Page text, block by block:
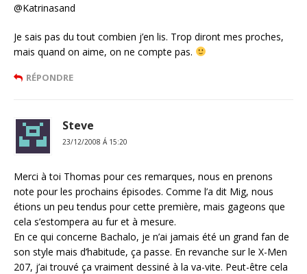
@Katrinasand
Je sais pas du tout combien j’en lis. Trop diront mes proches,
mais quand on aime, on ne compte pas.
RÉPONDRE
Steve
23/12/2008 Á 15:20
Merci à toi Thomas pour ces remarques, nous en prenons
note pour les prochains épisodes. Comme l’a dit Mig, nous
étions un peu tendus pour cette première, mais gageons que
cela s’estompera au fur et à mesure.
En ce qui concerne Bachalo, je n’ai jamais été un grand fan de
son style mais d’habitude, ça passe. En revanche sur le X-Men
207, j’ai trouvé ça vraiment dessiné à la va-vite. Peut-être cela